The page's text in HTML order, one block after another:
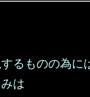
るものの為に
は